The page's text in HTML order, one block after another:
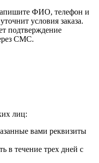
ФИО, телефон и
условия заказа.
подтверждение
СМС.
лиц:
вами реквизиты
в течение трех дней с